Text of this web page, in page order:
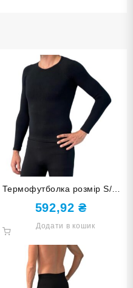
Термофутболка розмір S/M
ST-2043-S/M
592,92₴
Додати в кошик